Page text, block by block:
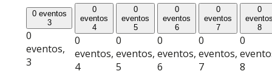
0 eventos
3
0
eventos,
3
0
eventos
4
0
eventos,
4
0
eventos
5
0
eventos,
5
0
eventos
6
0
eventos,
6
0
eventos
7
0
eventos,
7
0
8
0
8